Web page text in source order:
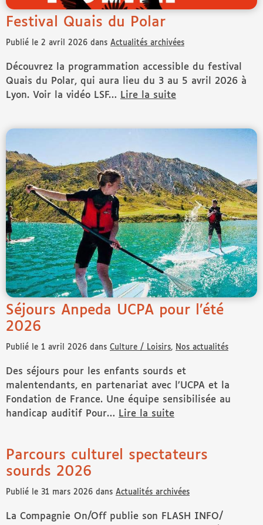
Festival Quais du Polar
Publié le 2 avril 2026 dans Actualités archivées
Découvrez la programmation accessible du festival
Quais du Polar, qui aura lieu du 3 au 5 avril 2026 à
Lyon. Voir la vidéo LSF… Lire la suite
Séjours Anpeda UCPA pour l’été
2026
Publié le 1 avril 2026 dans Culture / Loisirs, Nos actualités
Des séjours pour les enfants sourds et
malentendants, en partenariat avec l’UCPA et la
Fondation de France. Une équipe sensibilisée au
handicap auditif Pour… Lire la suite
Parcours culturel spectateurs
sourds 2026
Publié le 31 mars 2026 dans Actualités archivées
La Compagnie On/Off publie son FLASH INFO/